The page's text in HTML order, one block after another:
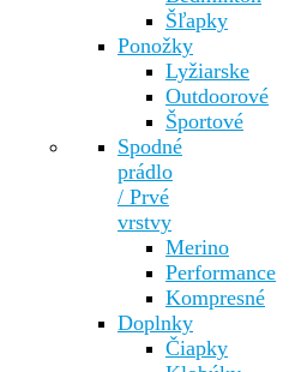
Šľapky
Ponožky
Lyžiarske
Outdoorové
Športové
Spodné
prádlo
/ Prvé
vrstvy
Merino
Performance
Kompresné
Doplnky
Čiapky